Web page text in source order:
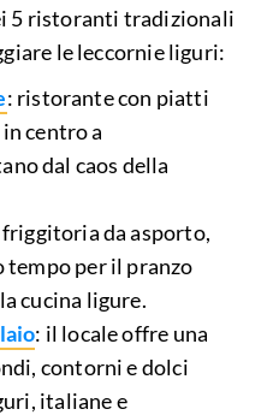
5 ristoranti tradizionali
le leccornie liguri:
: ristorante con piatti
centro a
dal caos della
friggitoria da asporto,
tempo per il pranzo
cucina ligure.
: il locale offre una
contorni e dolci
italiane e